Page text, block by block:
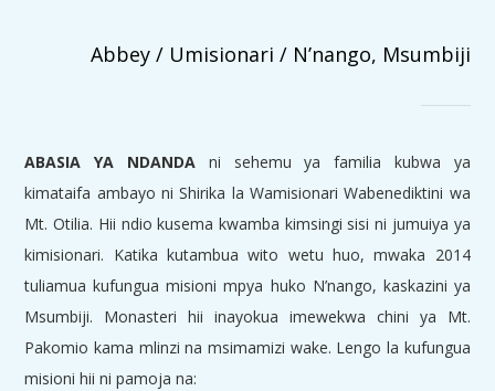
Abbey / Umisionari / N’nango, Msumbiji
ABASIA YA NDANDAni sehemu ya familia kubwa ya
kimataifa ambayo ni Shirika la Wamisionari Wabenediktini wa
Mt. Otilia. Hii ndio kusema kwamba kimsingi sisi ni jumuiya ya
kimisionari. Katika kutambua wito wetu huo, mwaka 2014
tuliamua kufungua misioni mpya huko N’nango, kaskazini ya
Msumbiji. Monasteri hii inayokua imewekwa chini ya Mt.
Pakomio kama mlinzi na msimamizi wake. Lengo la kufungua
misioni hii ni pamoja na: